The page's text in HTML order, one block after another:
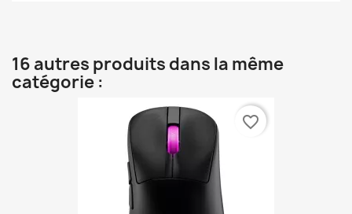
16 autres produits dans la même
catégorie :
favorite_border